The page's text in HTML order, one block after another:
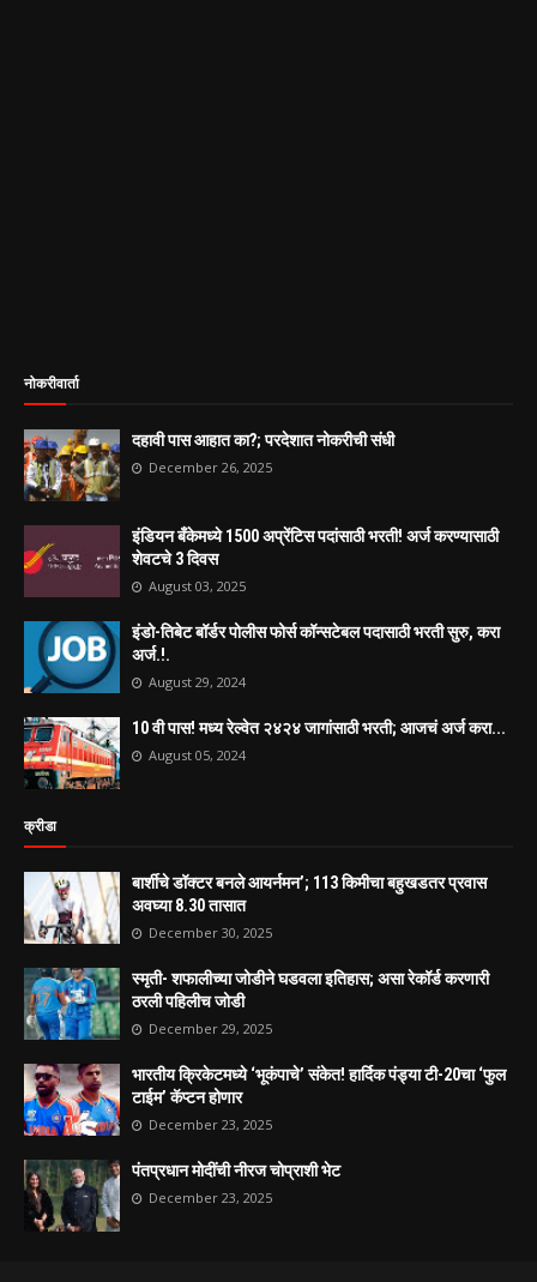
नोकरीवार्ता
दहावी पास आहात का?; परदेशात नोकरीची संधी
December 26, 2025
इंडियन बँकेमध्ये 1500 अप्रेंटिस पदांसाठी भरती! अर्ज करण्यासाठी
शेवटचे 3 दिवस
August 03, 2025
इंडो-तिबेट बॉर्डर पोलीस फोर्स कॉन्सटेबल पदासाठी भरती सुरु, करा
अर्ज.!.
August 29, 2024
10 वी पास! मध्य रेल्वेत २४२४ जागांसाठी भरती; आजचं अर्ज करा...
August 05, 2024
क्रीडा
बार्शीचे डॉक्टर बनले आयर्नमन’; 113 किमीचा बहुखडतर प्रवास
अवघ्या 8.30 तासात
December 30, 2025
स्मृती- शफालीच्या जोडीने घडवला इतिहास; असा रेकॉर्ड करणारी
ठरली पहिलीच जोडी
December 29, 2025
भारतीय क्रिकेटमध्ये ‘भूकंपाचे’ संकेत! हार्दिक पंड्या टी-20चा ‘फुल
टाईम’ कॅप्टन होणार
December 23, 2025
पंतप्रधान मोदींची नीरज चोप्राशी भेट
December 23, 2025